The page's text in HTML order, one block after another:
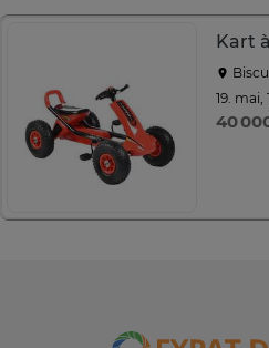
19. mai,
40